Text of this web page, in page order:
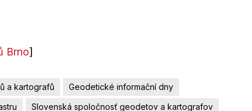
Brno]
a kartografů
Geodetické informační dny
Slovenská spoločnosť geodetov a kartografov